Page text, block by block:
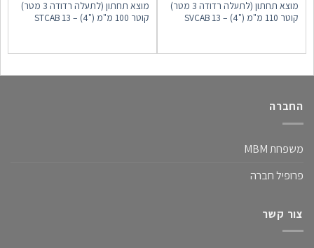
מוצא תחתון (לתעלה רדודה 3 מטר)
קוטר 110 מ"מ ("4) – SVCAB 13
מוצא תחתון (לתעלה רדודה 3 מטר)
קוטר 100 מ"מ ("4) – STCAB 13
החברה
משפחת MBM
פרופיל חברה
צור קשר